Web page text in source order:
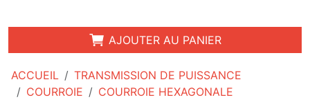
ACCUEIL
TRANSMISSION DE PUISSANCE
COURROIE
COURROIE HEXAGONALE
AJOUTER AU PANIER